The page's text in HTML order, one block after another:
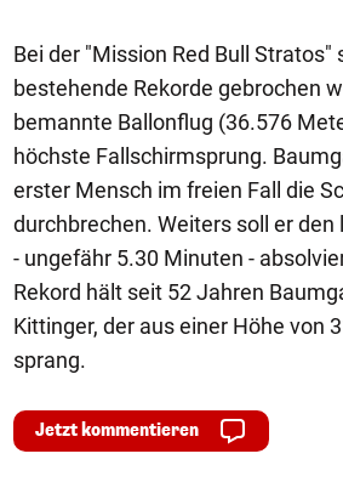
Bei der "Mission Red Bull Stratos"
bestehende Rekorde gebrochen
bemannte Ballonflug (36.576
höchste Fallschirmsprung.
erster Mensch im freien Fall die
durchbrechen. Weiters soll er den
- ungefähr 5.30 Minuten -
Rekord hält seit 52 Jahren
Kittinger, der aus einer Höhe von
sprang.
Jetzt kommentieren